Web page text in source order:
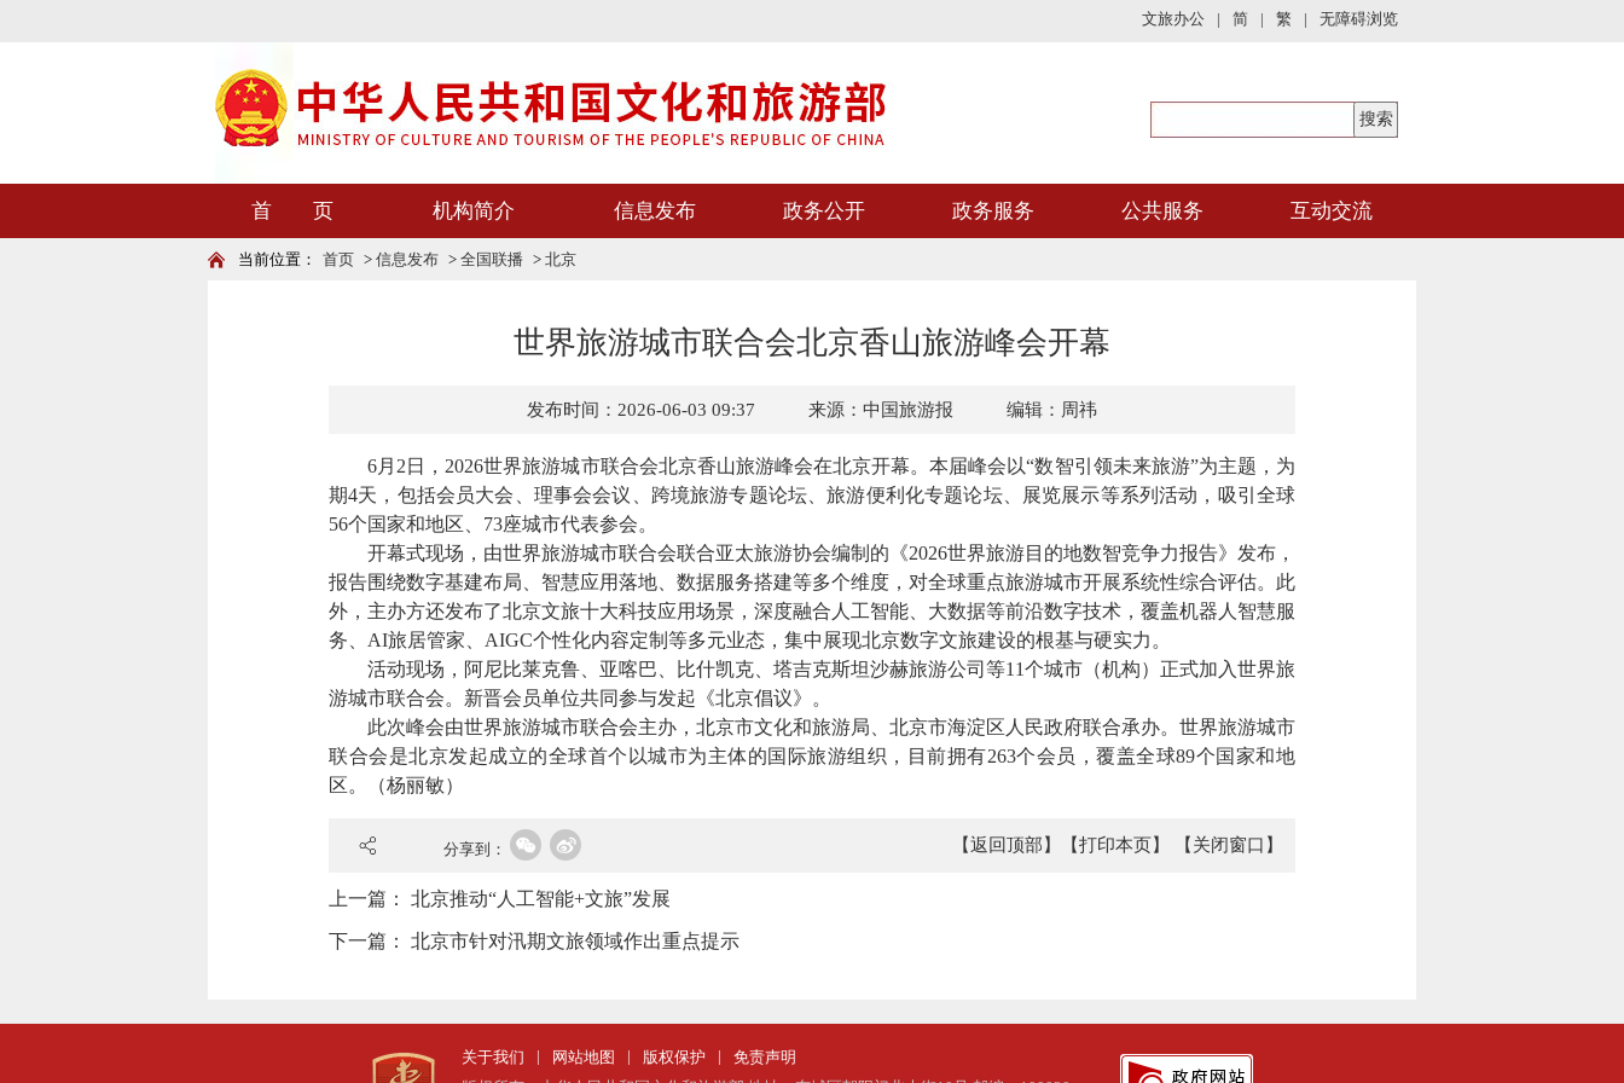
文旅办公 | 简 | 繁 | 无障碍浏览
首 页 机构简介 信息发布 政务公开 政务服务 公共服务 互动交流
当前位置： 首页 > 信息发布 > 全国联播 > 北京
世界旅游城市联合会北京香山旅游峰会开幕
发布时间：2026-06-03 09:37 来源：中国旅游报 编辑：周祎
6月2日，2026世界旅游城市联合会北京香山旅游峰会在北京开幕。本届峰会以“数智引领未来旅游”为主题，为
期4天，包括会员大会、理事会会议、跨境旅游专题论坛、旅游便利化专题论坛、展览展示等系列活动，吸引全球
56个国家和地区、73座城市代表参会。
开幕式现场，由世界旅游城市联合会联合亚太旅游协会编制的《2026世界旅游目的地数智竞争力报告》发布，
报告围绕数字基建布局、智慧应用落地、数据服务搭建等多个维度，对全球重点旅游城市开展系统性综合评估。此
外，主办方还发布了北京文旅十大科技应用场景，深度融合人工智能、大数据等前沿数字技术，覆盖机器人智慧服
务、AI旅居管家、AIGC个性化内容定制等多元业态，集中展现北京数字文旅建设的根基与硬实力。
活动现场，阿尼比莱克鲁、亚喀巴、比什凯克、塔吉克斯坦沙赫旅游公司等11个城市（机构）正式加入世界旅
游城市联合会。新晋会员单位共同参与发起《北京倡议》。
此次峰会由世界旅游城市联合会主办，北京市文化和旅游局、北京市海淀区人民政府联合承办。世界旅游城市
联合会是北京发起成立的全球首个以城市为主体的国际旅游组织，目前拥有263个会员，覆盖全球89个国家和地
区。
（杨丽敏）
分享到： 【返回顶部】 【打印本页】 【关闭窗口】
上一篇： 北京推动“人工智能+文旅”发展
下一篇： 北京市针对汛期文旅领域作出重点提示